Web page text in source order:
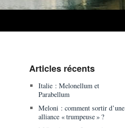
Articles récents
Italie : Melonellum et
Parabellum
Meloni : comment sortir d’une
alliance « trumpeuse » ?